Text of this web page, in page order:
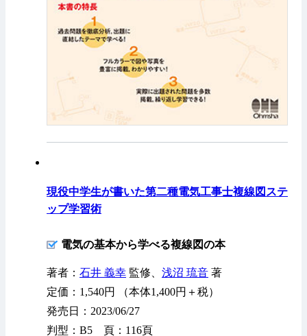
現役中学生が書いた第二種電気工事士複線図ステ
ップ学習術
電気の基本から学べる複線図の本
著者： 石井 義幸 監修、 浅沼 琉音 著
定価：1,540円 （本体1,400円＋税）
発売日：2023/06/27
判型：B5 頁：116頁